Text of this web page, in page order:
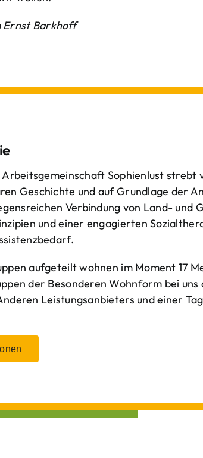
Ernst Barkhoff
Arbeitsgemeinschaft Sophienlust
Geschichte und auf Grundlage der
Verbindung von Land- und
und einer engagierten
aufgeteilt wohnen im Moment 17
der Besonderen Wohnform bei uns
Leistungsanbieters und einer